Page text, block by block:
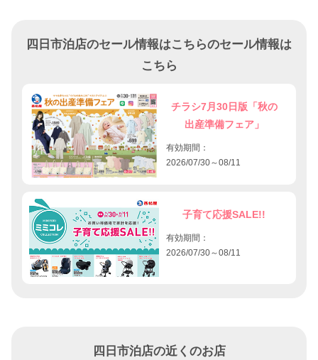
四日市泊店のセール情報はこちらのセール情報は
こちら
チラシ7月30日版「秋の
出産準備フェア」
有効期間：
2026/07/30～08/11
子育て応援SALE!!
有効期間：
2026/07/30～08/11
四日市泊店の近くのお店